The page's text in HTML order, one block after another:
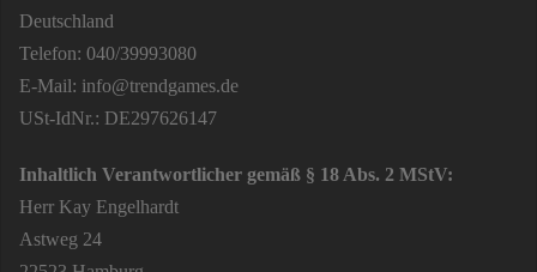
Deutschland
Telefon: 040/39993080
E-Mail: info@trendgames.de
USt-IdNr.: DE297626147
Inhaltlich Verantwortlicher gemäß § 18 Abs. 2 MStV:
Herr Kay Engelhardt
Astweg 24